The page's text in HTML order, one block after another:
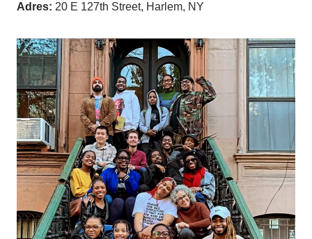
Adres: 20 E 127th Street, Harlem, NY